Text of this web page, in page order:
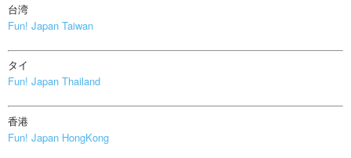
台湾
Fun! Japan Taiwan
タイ
Fun! Japan Thailand
香港
Fun! Japan HongKong